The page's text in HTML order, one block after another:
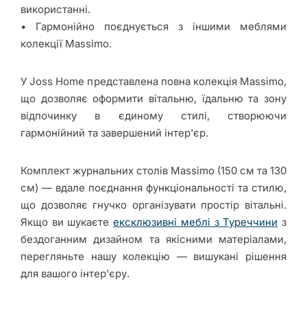
використанні.
• Гармонійно поєднується з іншими меблями
колекції Massimo.
У Joss Home представлена повна колекція Massimo,
що дозволяє оформити вітальню, їдальню та зону
відпочинку в єдиному стилі, створюючи
гармонійний та завершений інтер'єр.
Комплект журнальних столів Massimo (150 см та 130
см) — вдале поєднання функціональності та стилю,
що дозволяє гнучко організувати простір вітальні.
Якщо ви шукаєтеексклюзивні меблі з Туреччини з
бездоганним дизайном та якісними матеріалами,
перегляньте нашу колекцію — вишукані рішення
для вашого інтер'єру.